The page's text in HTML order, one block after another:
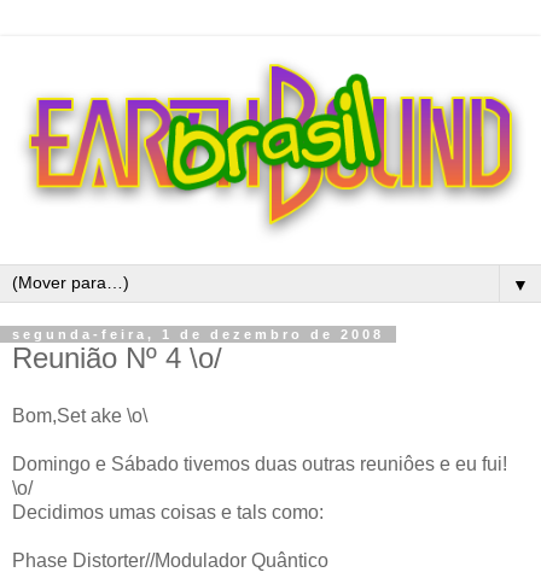
▼
segunda-feira, 1 de dezembro de 2008
Reunião Nº 4 \o/
Bom,Set ake \o\
Domingo e Sábado tivemos duas outras reuniôes e eu fui!
\o/
Decidimos umas coisas e tals como:
Phase Distorter//Modulador Quântico